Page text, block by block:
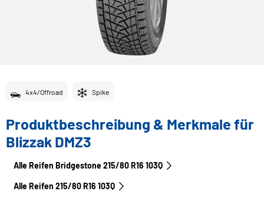
4x4/Offroad Spike
Produktbeschreibung & Merkmale für
Blizzak DMZ3
Alle Reifen Bridgestone 215/80 R16 103Q
Alle Reifen‎ 215/80 R16 103Q